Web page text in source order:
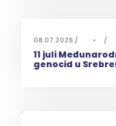
08.07.2026. •
11 juli
genocid u